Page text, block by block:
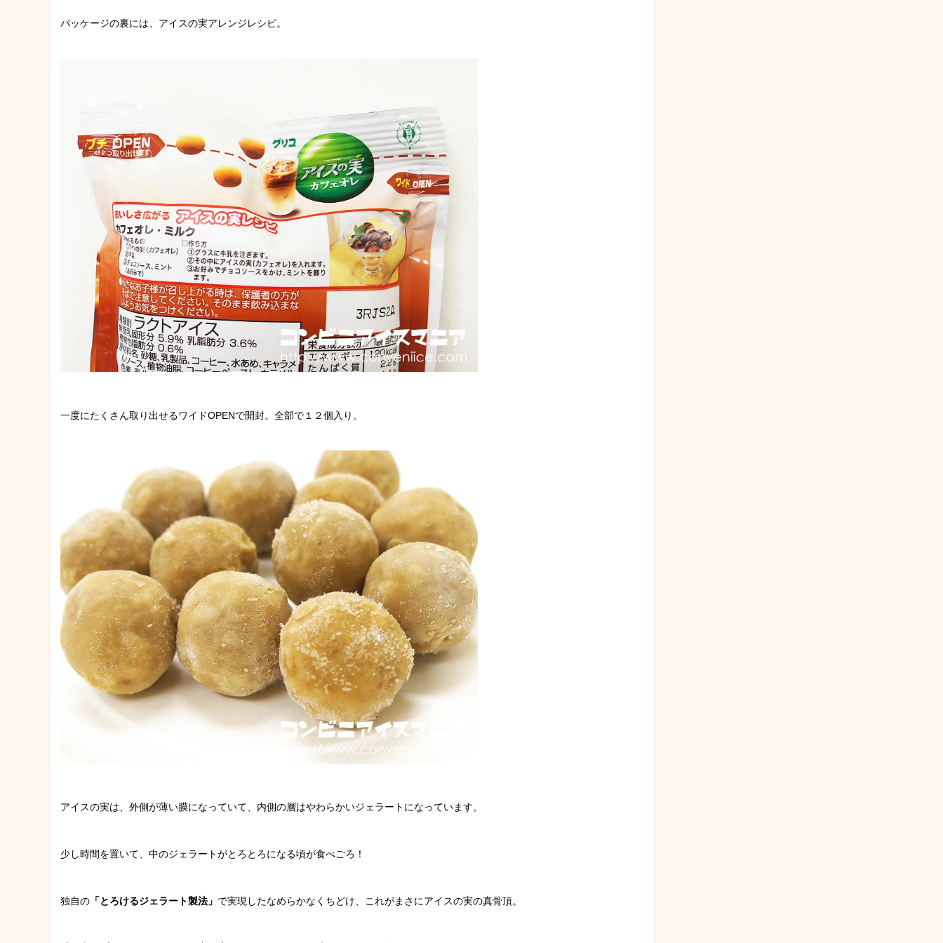
パッケージの裏には、アイスの実アレンジレシピ。
一度にたくさん取り出せるワイドOPENで開封。全部で１２個入り。
アイスの実は、外側が薄い膜になっていて、内側の層はやわらかいジェラートになっています。
少し時間を置いて、中のジェラートがとろとろになる頃が食べごろ！
独自の 「とろけるジェラート製法」 で実現したなめらかなくちどけ、これがまさにアイスの実の真骨頂。